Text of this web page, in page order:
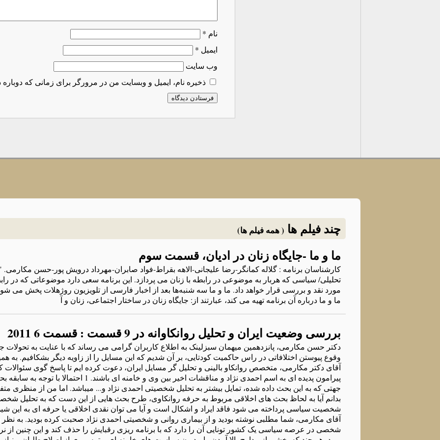
نام *
ایمیل *
وب‌ سایت
ذخیره نام، ایمیل و وبسایت من در مرورگر برای زمانی که
چند فیلم ها ( همه فیلم ها)
ما و ما -جایگاه‌ زنان در ادیان، قسمت سوم
کارشناسان برنامه‌ : گلاله‌ کمانگر-رضا علیجانی-الاهه‌ بقراط-فواد صابران-مهرداد درویش پور-حسن مکارمی.
تحلیلی/ سیاسی که‌ هربار به‌ موضوعی در رابطه‌ با زنان می پردازد. این برنامه‌ سعی دارد موضوعاتی که‌ در
مورد نقد و بررسی قرار خواهد داد. ما و ما سه‌ شنبه‌ها بعد از اخبار فارسی از تلویزیون روژهلات پخش می
ما و ما درباره‌ آن برنامه‌ تهیه‌ می کند، عبارتند از: جایگاه‌ زنان در ساختار اجتماعی، زنان و آ
بررسی وضعیت ایران و تحلیل روانکاوانه در 9 قسمت : قسمت 6 2011
دکتر حسن مکارمی، پانزدهمین میهمان سبزلینک به اطلاع کاربران گرامی می رساند که با عنایت به تحولات
وقوع پیوستن اختلافاتی در راس حاکمیت کودتایی، بر آن شدیم که این مسایل را از زاویه دیگر بشکافیم. به
آقای دکتر مکارمی، متخصص روانکاو بالینی و تحلیل گر مسایل ایران، دعوت کرده ایم تا پاسخ گوی سئوالات
پیرامون پدیده ای به اسم احمدی نژاد و مناقشات اخیر بین وی و خامنه ای
جهتی که به این بحث داده شده، تمایل بیشتر به تحلیل شخصیتی احمدی نژاد و... میباشد. اما من از منظری
بدانم آیا به لحاظ بحث های اخلاقی مربوط به حرفه روانکاوی، طرح بحث هایی از این دست که به تحلیل
شخصیت سیاسی پرداخته می شود فاقد ایراد و اشکال است و آیا می توان نقدی اخلاقی یا حرفه ای به این
آقای مکارمی، شما مطلبی نوشته بودید و از بیماری روانی و شخصیتی احمدی نژاد صحبت کرده بودید. به
شخصی در عرصه سیاسی یک کشور تونایی آن را دارد که با برنامه ریزی رقبایش را حذف کند و این چنین از